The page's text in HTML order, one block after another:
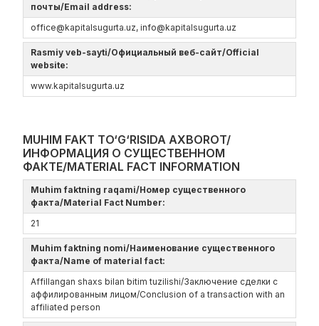
почты/Email address:
offiсe@kapitalsugurta.uz, info@kapitalsugurta.uz
Rasmiy veb-sayti/Официальный веб-сайт/Official
website:
www.kapitalsugurta.uz
MUHIM FAKT TO‘G‘RISIDA AXBOROT/
ИНФОРМАЦИЯ О СУЩЕСТВЕННОМ
ФАКТЕ/MATERIAL FACT INFORMATION
Muhim faktning raqami/Номер существенного
факта/Material Fact Number:
21
Muhim faktning nomi/Наименование существенного
факта/Name of material fact:
Affillangan shaxs bilan bitim tuzilishi/Заключение сделки с
аффилированным лицом/Conclusion of a transaction with an
affiliated person